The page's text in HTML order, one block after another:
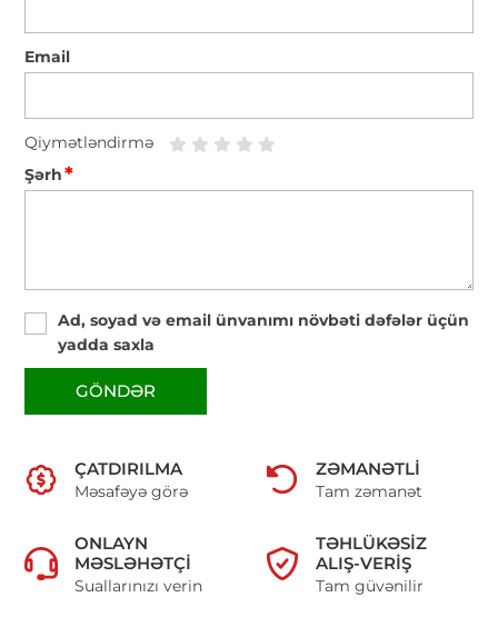
Email
Qiymətləndirmə
Şərh*
Ad, soyad və email ünvanımı növbəti dəfələr üçün
yadda saxla
GÖNDƏR
ÇATDIRILMA
Məsafəyə görə
ZƏMANƏTLI
Tam zəmanət
ONLAYN
MƏSLƏHƏTÇI
Suallarınızı verin
TƏHLÜKƏSIZ
ALIŞ-VERIŞ
Tam güvənilir